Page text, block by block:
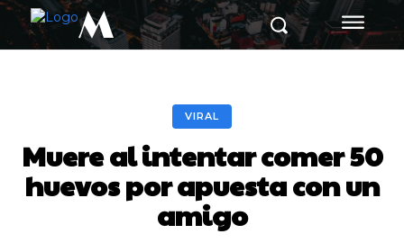
M
VIRAL
Muere al intentar comer 50
huevos por apuesta con un
amigo